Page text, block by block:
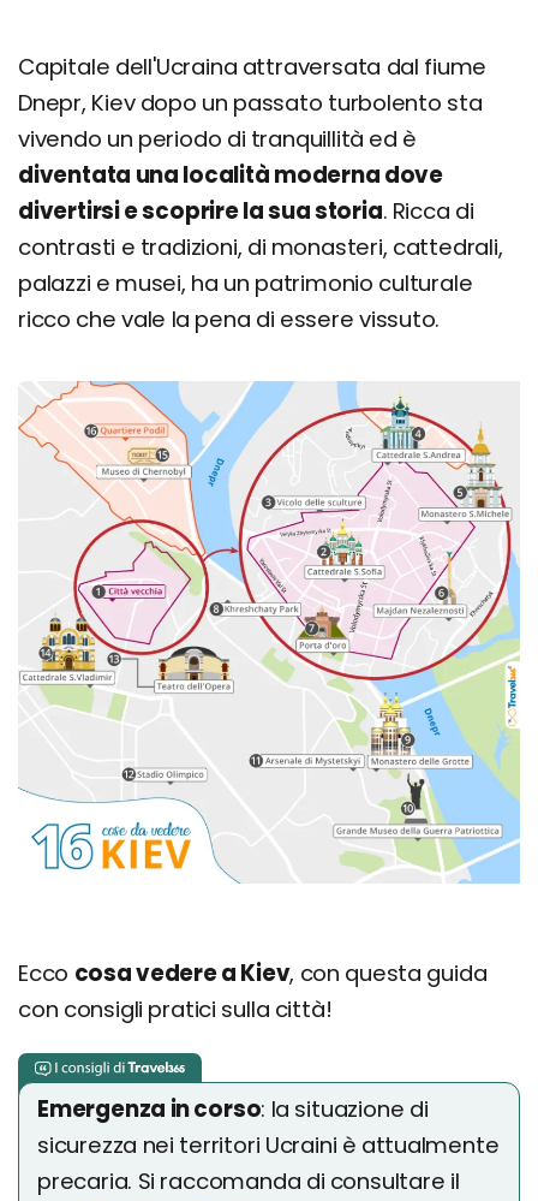
Capitale dell'Ucraina attraversata dal fiume
Dnepr, Kiev dopo un passato turbolento sta
vivendo un periodo di tranquillità ed è
diventata una località moderna dove
divertirsi e scoprire la sua storia. Ricca di
contrasti e tradizioni, di monasteri, cattedrali,
palazzi e musei, ha un patrimonio culturale
ricco che vale la pena di essere vissuto.
Ecco cosa vedere a Kiev, con questa guida
con consigli pratici sulla città!
Emergenza in corso: la situazione di
sicurezza nei territori Ucraini è attualmente
precaria. Si raccomanda di consultare il